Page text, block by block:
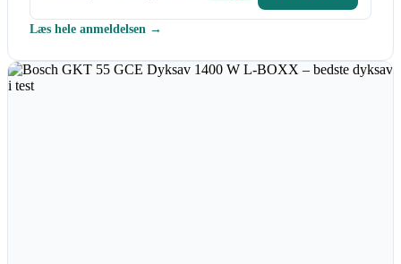
Læs hele anmeldelsen →